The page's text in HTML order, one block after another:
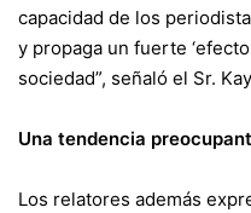
capacidad de los
y propaga un fuerte
sociedad”, señaló el Sr.
Una tendencia
Los relatores además